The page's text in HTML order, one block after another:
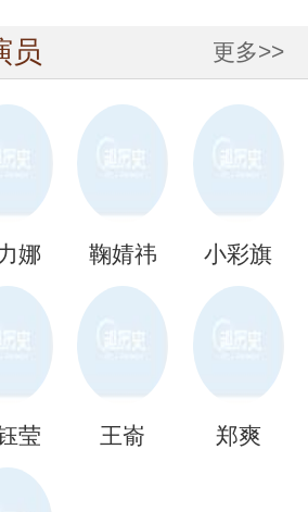
员 更多>>
娜 鞠婧祎 小彩旗
莹 王嵛 郑爽